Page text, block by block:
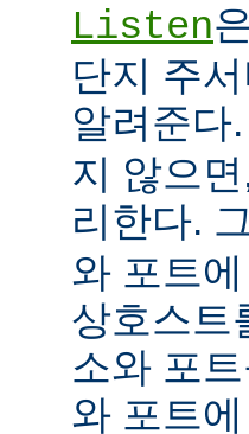
Listen
단지 주
알려준다.
지 않으
리한다.
와 포트
상호스트
소와 포
와 포트